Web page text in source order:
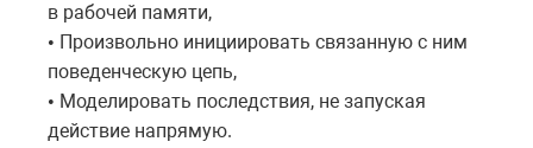
в рабочей памяти,
• Произвольно инициировать связанную с ним
поведенческую цепь,
• Моделировать последствия, не запуская
действие напрямую.